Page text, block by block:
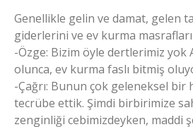
Genellikle gelin ve damat, gelen
giderlerini ve ev kurma
-Özge: Bizim öyle dertlerimiz yok
olunca, ev kurma faslı bitmiş
-Çağrı: Bunun çok geleneksel
tecrübe ettik. Şimdi birbirimize
zenginliği cebimizdeyken, maddi